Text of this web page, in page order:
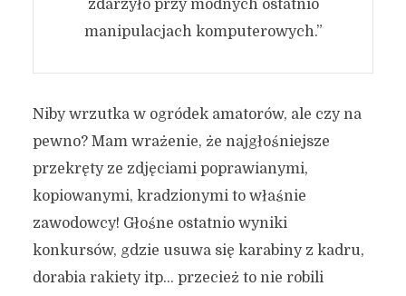
zdarzyło przy modnych ostatnio
manipulacjach komputerowych.”
Niby wrzutka w ogródek amatorów, ale czy na
pewno? Mam wrażenie, że najgłośniejsze
przekręty ze zdjęciami poprawianymi,
kopiowanymi, kradzionymi to właśnie
zawodowcy! Głośne ostatnio wyniki
konkursów, gdzie usuwa się karabiny z kadru,
dorabia rakiety itp… przecież to nie robili